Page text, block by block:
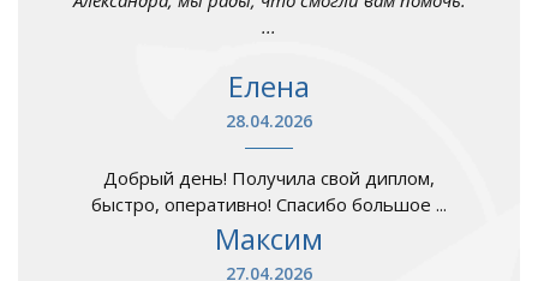
...
Елена
28.04.2026
Добрый день! Получила свой диплом,
быстро, оперативно! Спасибо большое ...
Максим
27.04.2026